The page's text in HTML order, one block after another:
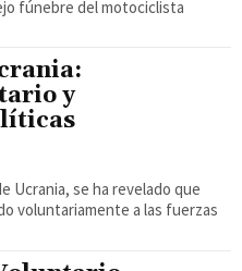
fúnebre del motociclista
y
Ucrania, se ha revelado que
voluntariamente a las fuerzas